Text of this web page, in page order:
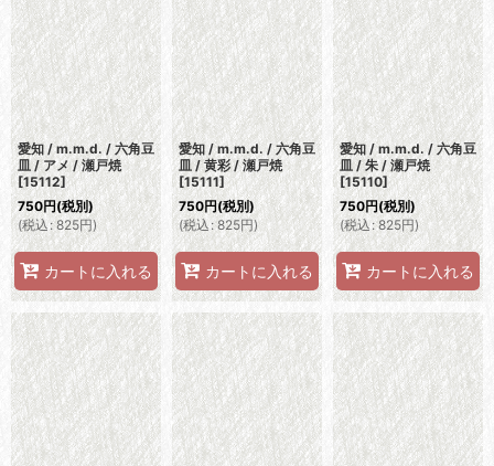
愛知 / m.m.d. / 六角豆
皿 / アメ / 瀬戸焼
[15112]
750円(税別)
(税込 : 825円)
カートに入れる
愛知 / m.m.d. / 六角豆
皿 / 黄彩 / 瀬戸焼
[15111]
750円(税別)
(税込 : 825円)
カートに入れる
愛知 / m.m.d. / 六角豆
皿 / 朱 / 瀬戸焼
[15110]
750円(税別)
(税込 : 825円)
カートに入れる